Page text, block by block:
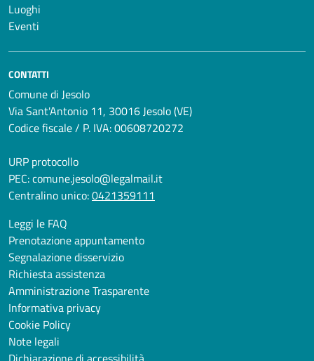
Luoghi
Eventi
CONTATTI
Comune di Jesolo
Via Sant'Antonio 11, 30016 Jesolo (VE)
Codice fiscale / P. IVA: 00608720272
URP protocollo
PEC:comune.jesolo@legalmail.it
Centralino unico:0421359111
Leggi le FAQ
Prenotazione appuntamento
Segnalazione disservizio
Richiesta assistenza
Amministrazione Trasparente
Informativa privacy
Cookie Policy
Note legali